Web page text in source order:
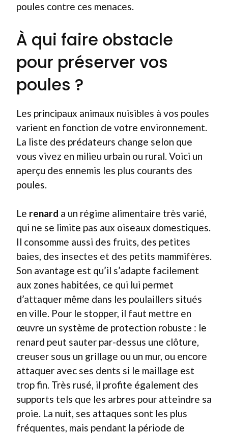
poules contre ces menaces.
À qui faire obstacle
pour préserver vos
poules ?
Les principaux animaux nuisibles à vos poules
varient en fonction de votre environnement.
La liste des prédateurs change selon que
vous vivez en milieu urbain ou rural. Voici un
aperçu des ennemis les plus courants des
poules.
Le renard a un régime alimentaire très varié,
qui ne se limite pas aux oiseaux domestiques.
Il consomme aussi des fruits, des petites
baies, des insectes et des petits mammifères.
Son avantage est qu’il s’adapte facilement
aux zones habitées, ce qui lui permet
d’attaquer même dans les poulaillers situés
en ville. Pour le stopper, il faut mettre en
œuvre un système de protection robuste : le
renard peut sauter par-dessus une clôture,
creuser sous un grillage ou un mur, ou encore
attaquer avec ses dents si le maillage est
trop fin. Très rusé, il profite également des
supports tels que les arbres pour atteindre sa
proie. La nuit, ses attaques sont les plus
fréquentes, mais pendant la période de